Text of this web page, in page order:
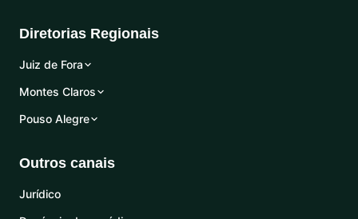
Diretorias Regionais
Juiz de Fora
Montes Claros
Pouso Alegre
Outros canais
Jurídico